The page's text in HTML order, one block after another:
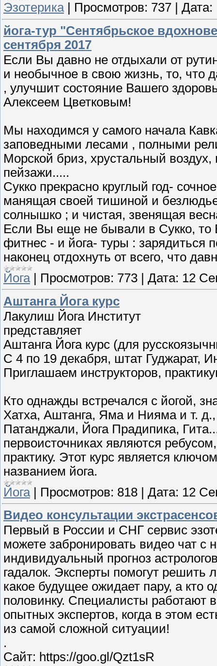
Эзотерика| Просмотров: 737 Дата:
йога-тур "Сентябрьское
сентября 2017
Если Вы давно не отдыхали от
и необычное в свою жизнь, то, что
, улучшит состояние Вашего
Алексеем Цветковым!
Мы находимся у самого начала
заповедными лесами , полными
Морской бриз, хрустальный
пейзажи.....
Сукко прекрасно круглый год-
манящая своей тишиной и
солнышко ; и чистая, звенящая
Если Вы еще не бывали в Сукко, то
фитнес - и йога- туры : зарядиться
наконец отдохнуть от всего, что
Йога| Просмотров: 773 Дата: 12
Аштанга Йога курс
Лакулиш Йога Институт
представляет
Аштанга Йога курс (для
С 4 по 19 декабря, штат Гуджарат,
Приглашаем инструкторов,
Кто однажды встречался с йогой,
Хатха, Аштанга, Яма и Нияма и т. д.,
Патанджали, Йога Прадипика,
первоисточниках являются
практику. Этот курс является
названием йога.
Йога | Просмотров: 818 | Дата: 12
Видео консультации
Первый в России и СНГ сервис
можете забронировать видео чат с
индивидуальный прогноз
гадалок. Эксперты помогут
какое будущее ожидает пару, а кто
половинку. Специалисты
опытных экспертов, когда в этом
из самой сложной ситуации!
.
Сайт: https://goo.gl/Qzt1sR